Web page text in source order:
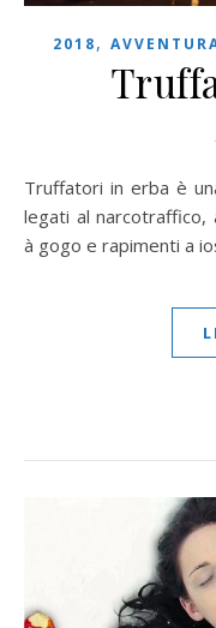
2018,
Truffatori in erba è una gustosa parodia dei film d'azione
legati al
à gogo e rapimenti a